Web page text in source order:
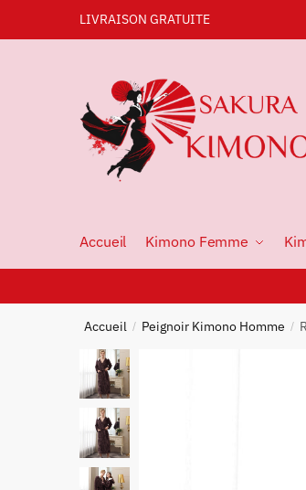
LIVRAISON GRATUITE
Accueil Kimono Femme
Accueil / Peignoir Kimono Homme /